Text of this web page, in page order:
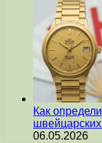
Как
06.05.2026